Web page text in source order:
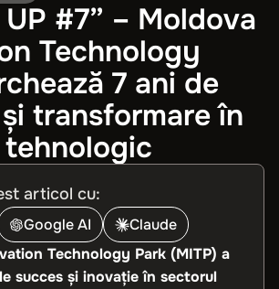
UP #7” – Moldova
Technology
7 ani de
transformare în
articol cu:
Google AI
Claude
Technology Park (MITP) a
succes și inovație în sectorul